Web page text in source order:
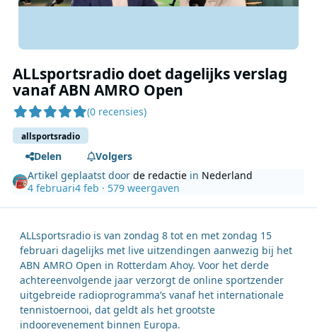
ALLsportsradio doet dagelijks verslag
vanaf ABN AMRO Open
(0 recensies)
allsportsradio
Delen
Volgers
Artikel geplaatst doorde redactie in Nederland
4 februari4 feb · 579 weergaven
ALLsportsradio is van zondag 8 tot en met zondag 15
februari dagelijks met live uitzendingen aanwezig bij het
ABN AMRO Open in Rotterdam Ahoy. Voor het derde
achtereenvolgende jaar verzorgt de online sportzender
uitgebreide radioprogramma’s vanaf het internationale
tennistoernooi, dat geldt als het grootste
indoorevenement binnen Europa.